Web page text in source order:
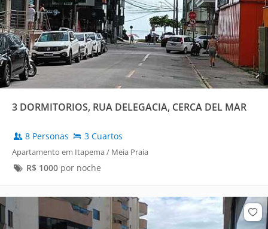
3 DORMITORIOS, RUA DELEGACIA, CERCA DEL MAR
8 Personas 3 Cuartos
Apartamento em Itapema / Meia Praia
R$ 1000por noche